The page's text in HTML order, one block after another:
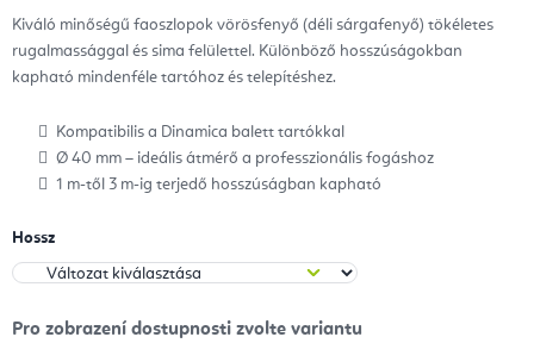
Kiváló minőségű faoszlopok vörösfenyő (déli sárgafenyő) tökéletes
rugalmassággal és sima felülettel. Különböző hosszúságokban
kapható mindenféle tartóhoz és telepítéshez.
Kompatibilis a Dinamica balett tartókkal
Ø 40 mm – ideális átmérő a professzionális fogáshoz
1 m-től 3 m-ig terjedő hosszúságban kapható
Hossz